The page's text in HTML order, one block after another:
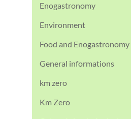
Enogastronomy
Environment
Food and Enogastronomy
General informations
km zero
Km Zero